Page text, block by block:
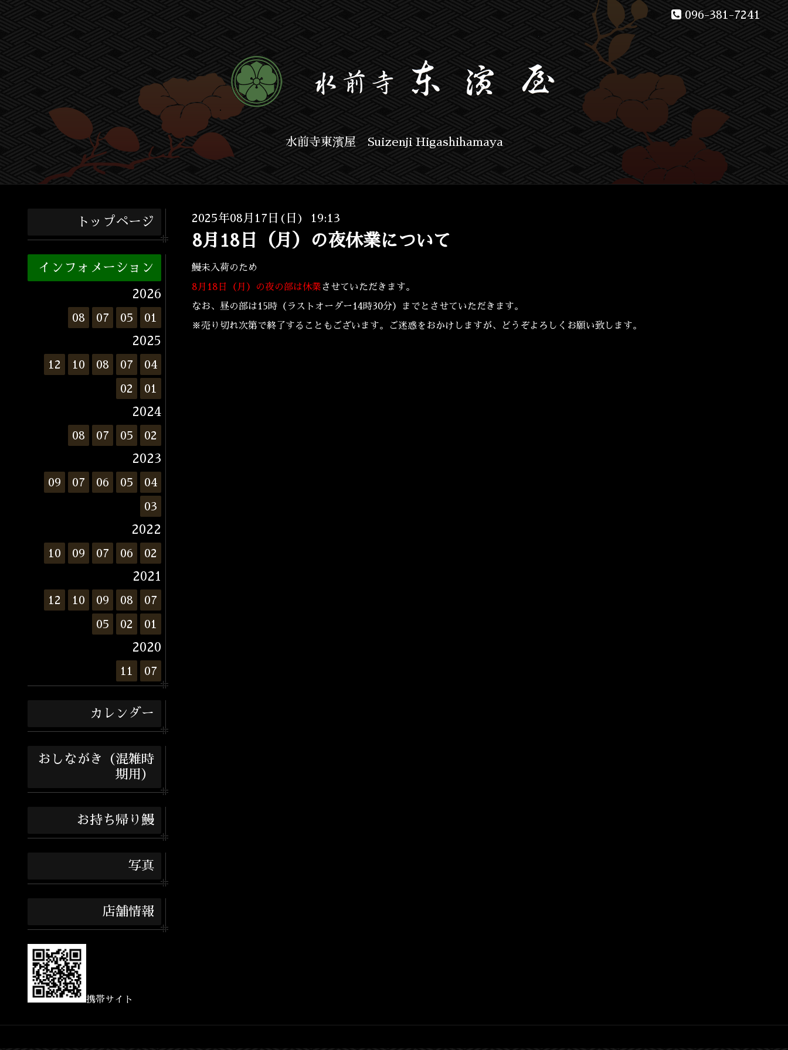
096-381-7241
水前寺東濱屋 Suizenji Higashihamaya
トップページ
インフォメーション
2026
08 07 05 01
2025
12 10 08 07 04
02 01
2024
08 07 05 02
2023
09 07 06 05 04
03
2022
10 09 07 06 02
2021
12 10 09 08 07
05 02 01
2020
11 07
カレンダー
おしながき（混雑時
期用）
お持ち帰り鰻
写真
店舗情報
携帯サイト
2025年08月17日(日) 19:13
8月18日（月）の夜休業について
鰻未入荷のため
8月18日（月）の夜の部は休業させていただきます。
なお、昼の部は15時（ラストオーダー14時30分）までとさせていただきます。
※売り切れ次第で終了することもございます。ご迷惑をおかけしますが、どうぞよろしくお願い致します。